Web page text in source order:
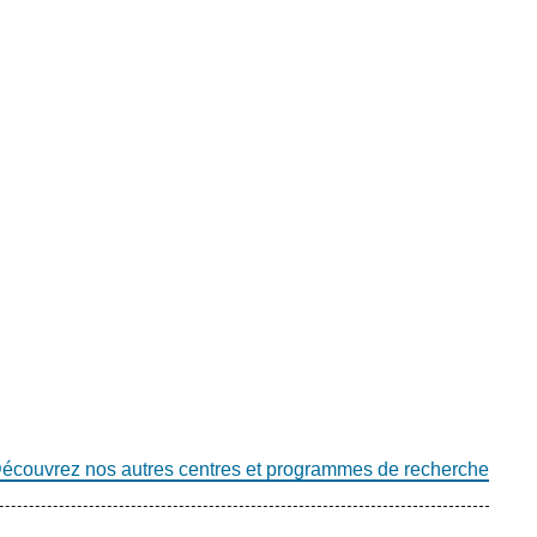
nos autres centres et programmes de recherche